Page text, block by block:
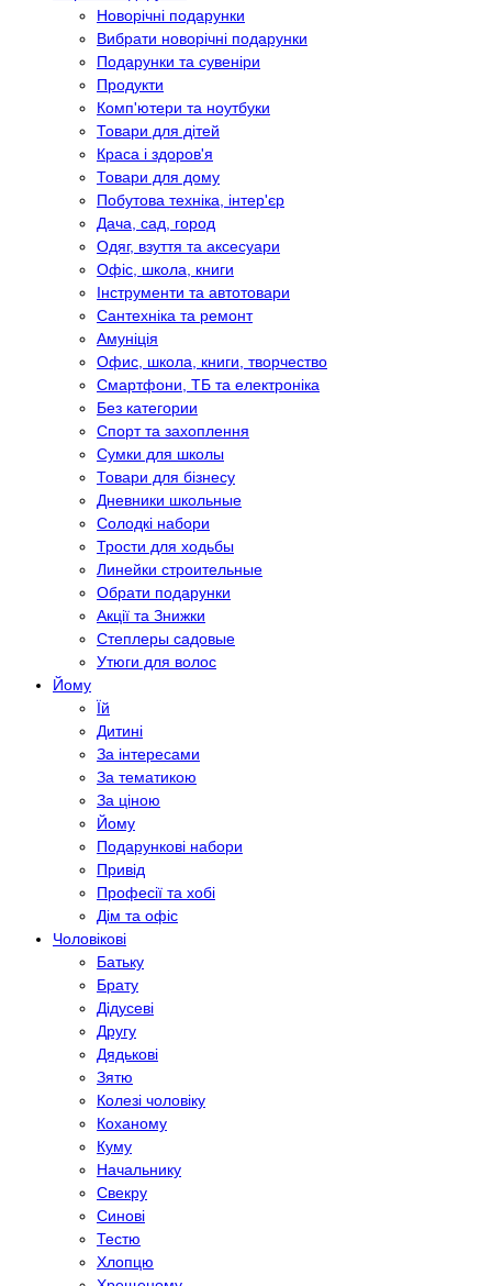
Новорічні подарунки
Вибрати новорічні подарунки
Подарунки та сувеніри
Продукти
Комп'ютери та ноутбуки
Товари для дітей
Краса і здоров'я
Товари для дому
Побутова техніка, інтер'єр
Дача, сад, город
Одяг, взуття та аксесуари
Офіс, школа, книги
Інструменти та автотовари
Сантехніка та ремонт
Амуніція
Офис, школа, книги, творчество
Смартфони, ТБ та електроніка
Без категории
Спорт та захоплення
Сумки для школы
Товари для бізнесу
Дневники школьные
Солодкі набори
Трости для ходьбы
Линейки строительные
Обрати подарунки
Акції та Знижки
Степлеры садовые
Утюги для волос
Йому
Їй
Дитині
За інтересами
За тематикою
За ціною
Йому
Подарункові набори
Привід
Професії та хобі
Дім та офіс
Чоловікові
Батьку
Брату
Дідусеві
Другу
Дядькові
Зятю
Колезі чоловіку
Коханому
Куму
Начальнику
Свекру
Синові
Тестю
Хлопцю